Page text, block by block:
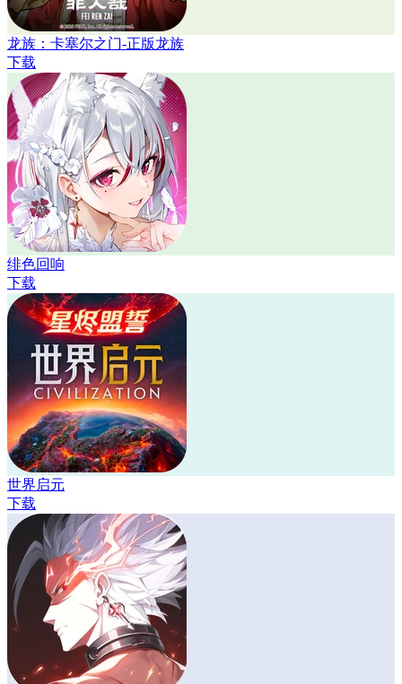
龙族：卡塞尔之门-正版龙族
下载
绯色回响
下载
世界启元
下载